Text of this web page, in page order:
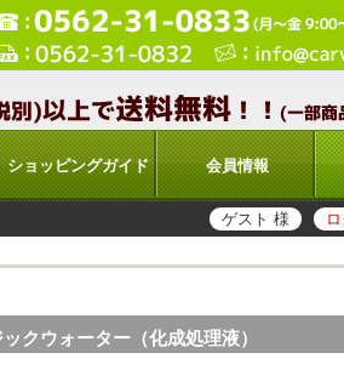
ショッピングガイド 会員情報
ゲスト 様
クウォーター（化成処理液）